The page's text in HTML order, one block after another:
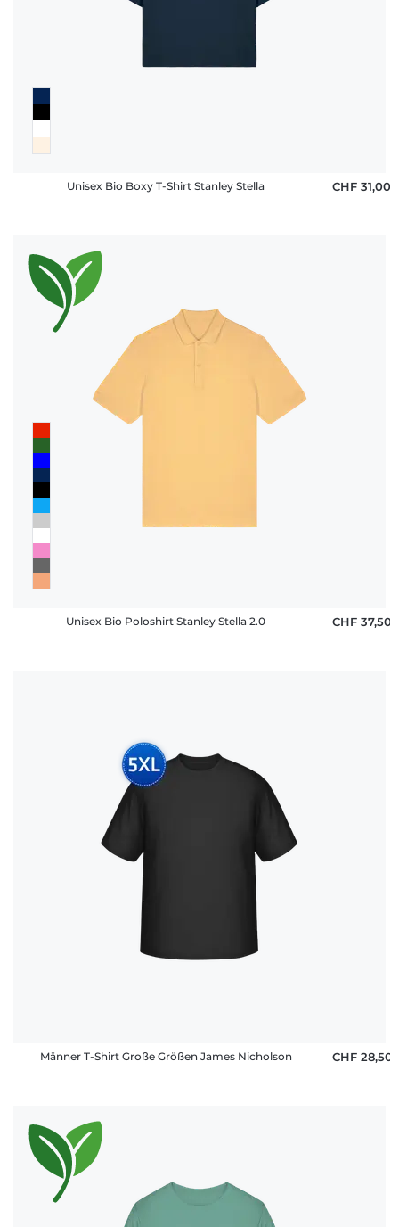
Unisex Bio Boxy T-Shirt Stanley Stella CHF 31,00
Unisex Bio Poloshirt Stanley Stella 2.0 CHF 37,50
Männer T-Shirt Große Größen James Nicholson CHF 28,50